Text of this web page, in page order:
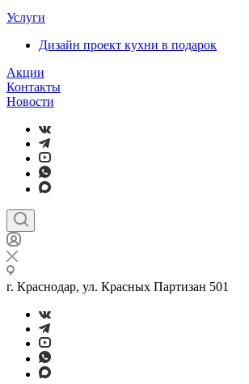
Услуги
Дизайн проект кухни в подарок
Акции
Контакты
Новости
г. Краснодар, ул. Красных Партизан 501